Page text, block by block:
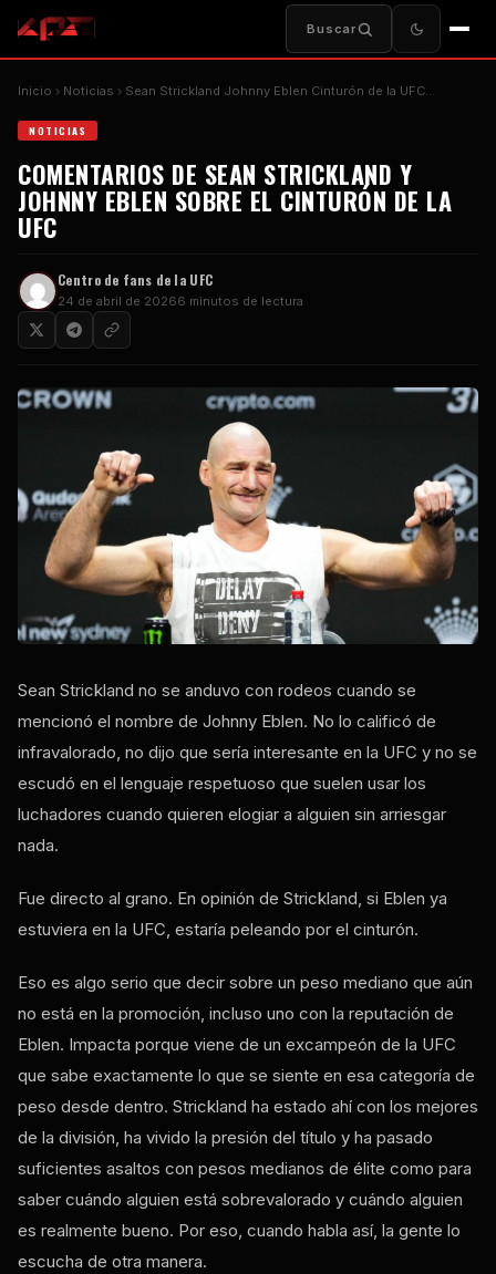
Buscar
Inicio Noticias Sean Strickland Johnny Eblen Cinturón de la UFC…
NOTICIAS
COMENTARIOS DE SEAN STRICKLAND Y
JOHNNY EBLEN SOBRE EL CINTURÓN DE LA
UFC
Centro de fans de la UFC
24 de abril de 20266 minutos de lectura
Sean Strickland no se anduvo con rodeos cuando se
mencionó el nombre de Johnny Eblen. No lo calificó de
infravalorado, no dijo que sería interesante en la UFC y no se
escudó en el lenguaje respetuoso que suelen usar los
luchadores cuando quieren elogiar a alguien sin arriesgar
nada.
Fue directo al grano. En opinión de Strickland, si Eblen ya
estuviera en la UFC, estaría peleando por el cinturón.
Eso es algo serio que decir sobre un peso mediano que aún
no está en la promoción, incluso uno con la reputación de
Eblen. Impacta porque viene de un excampeón de la UFC
que sabe exactamente lo que se siente en esa categoría de
peso desde dentro. Strickland ha estado ahí con los mejores
de la división, ha vivido la presión del título y ha pasado
suficientes asaltos con pesos medianos de élite como para
saber cuándo alguien está sobrevalorado y cuándo alguien
es realmente bueno. Por eso, cuando habla así, la gente lo
escucha de otra manera.